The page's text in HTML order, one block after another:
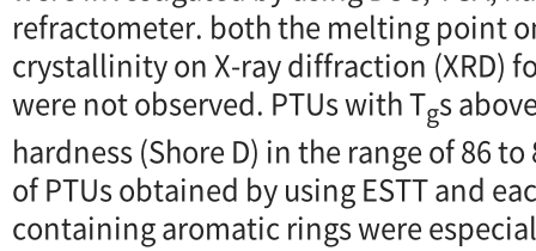
refractometer. both the melting point
crystallinity on X-ray diffraction (XRD)
were not observed. PTUs with Tgs
hardness (Shore D) in the range of 86
of PTUs obtained by using ESTT and
containing aromatic rings were